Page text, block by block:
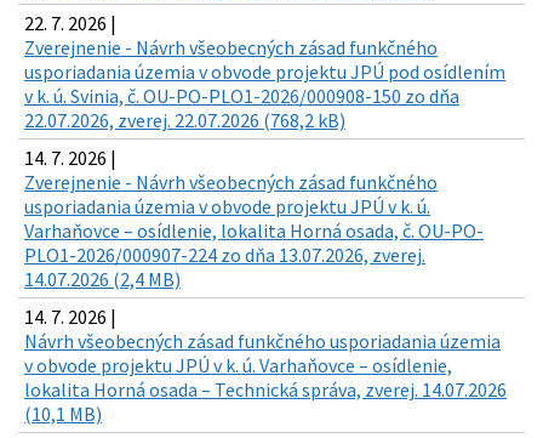
22. 7. 2026 |
Zverejnenie - Návrh všeobecných zásad funkčného
usporiadania územia v obvode projektu JPÚ pod osídlením
v k. ú. Svinia, č. OU-PO-PLO1-2026/000908-150 zo dňa
22.07.2026, zverej. 22.07.2026 (768,2 kB)
14. 7. 2026 |
Zverejnenie - Návrh všeobecných zásad funkčného
usporiadania územia v obvode projektu JPÚ v k. ú.
Varhaňovce – osídlenie, lokalita Horná osada, č. OU-PO-
PLO1-2026/000907-224 zo dňa 13.07.2026, zverej.
14.07.2026 (2,4 MB)
14. 7. 2026 |
Návrh všeobecných zásad funkčného usporiadania územia
v obvode projektu JPÚ v k. ú. Varhaňovce – osídlenie,
lokalita Horná osada – Technická správa, zverej. 14.07.2026
(10,1 MB)